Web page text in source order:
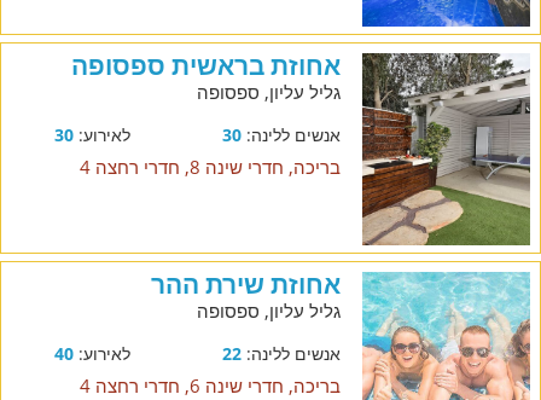
אחוזת בראשית ספסופה
גליל עליון, ספסופה
אנשים ללינה:30 לאירוע:30
בריכה, חדרי שינה 8, חדרי רחצה 4
אחוזת שירת ההר
גליל עליון, ספסופה
אנשים ללינה:22 לאירוע:40
בריכה, חדרי שינה 6, חדרי רחצה 4